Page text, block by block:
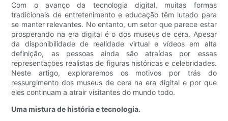
Com o avanço da tecnologia digital, muitas formas
tradicionais de entretenimento e educação têm lutado para
se manter relevantes. No entanto, um setor que parece estar
prosperando na era digital é o dos museus de cera. Apesar
da disponibilidade de realidade virtual e vídeos em alta
definição, as pessoas ainda são atraídas por essas
representações realistas de figuras históricas e celebridades.
Neste artigo, exploraremos os motivos por trás do
ressurgimento dos museus de cera na era digital e por que
eles continuam a atrair visitantes do mundo todo.
Uma mistura de história e tecnologia.